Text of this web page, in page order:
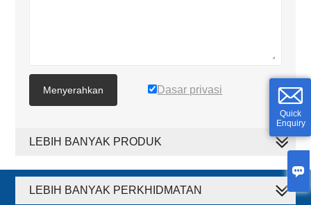

Quick
Enquiry
Menyerahkan Dasar privasi
LEBIH BANYAK PRODUK
LEBIH BANYAK PERKHIDMATAN